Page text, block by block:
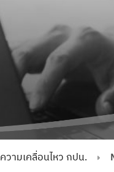
ความเคลื่อนไหว กปน.